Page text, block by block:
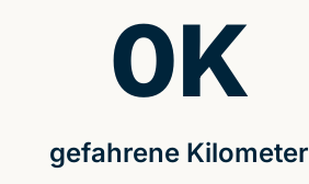
gefahrene Kilometer
0K